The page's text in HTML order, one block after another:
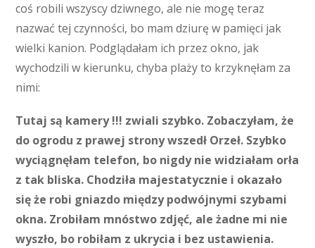
coś robili wszyscy dziwnego, ale nie mogę teraz
nazwać tej czynności, bo mam dziurę w pamięci jak
wielki kanion. Podglądałam ich przez okno, jak
wychodzili w kierunku, chyba plaży to krzyknęłam za
nimi:
Tutaj są kamery !!! zwiali szybko. Zobaczyłam, że
do ogrodu z prawej strony wszedł Orzeł. Szybko
wyciągnęłam telefon, bo nigdy nie widziałam orła
z tak bliska. Chodziła majestatycznie i okazało
się że robi gniazdo między podwójnymi szybami
okna. Zrobiłam mnóstwo zdjęć, ale żadne mi nie
wyszło, bo robiłam z ukrycia i bez ustawienia.